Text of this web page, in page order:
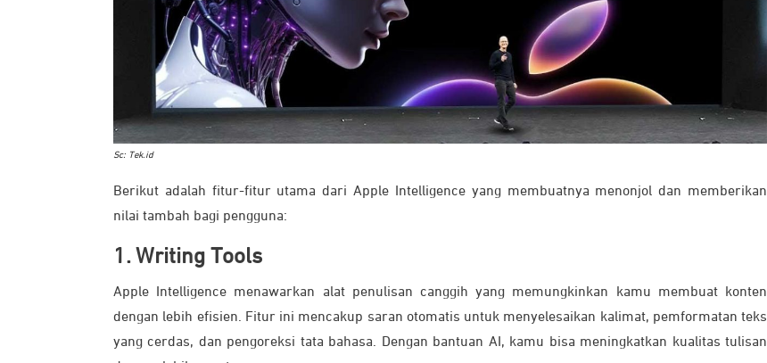
Sc: Tek.id
Berikut adalah fitur-fitur utama dari Apple Intelligence yang membuatnya menonjol dan memberikan
nilai tambah bagi pengguna:
1. Writing Tools
Apple Intelligence menawarkan alat penulisan canggih yang memungkinkan kamu membuat konten
dengan lebih efisien. Fitur ini mencakup saran otomatis untuk menyelesaikan kalimat, pemformatan teks
yang cerdas, dan pengoreksi tata bahasa. Dengan bantuan AI, kamu bisa meningkatkan kualitas tulisan